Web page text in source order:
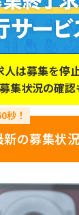
は募集を停
集状況の確認
新の募集状